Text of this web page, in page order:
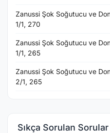
Zanussi Şok Soğutucu ve
1/1, 270
Zanussi Şok Soğutucu ve
1/1, 265
Zanussi Şok Soğutucu ve
2/1, 265
Sıkça Sorulan Sorular